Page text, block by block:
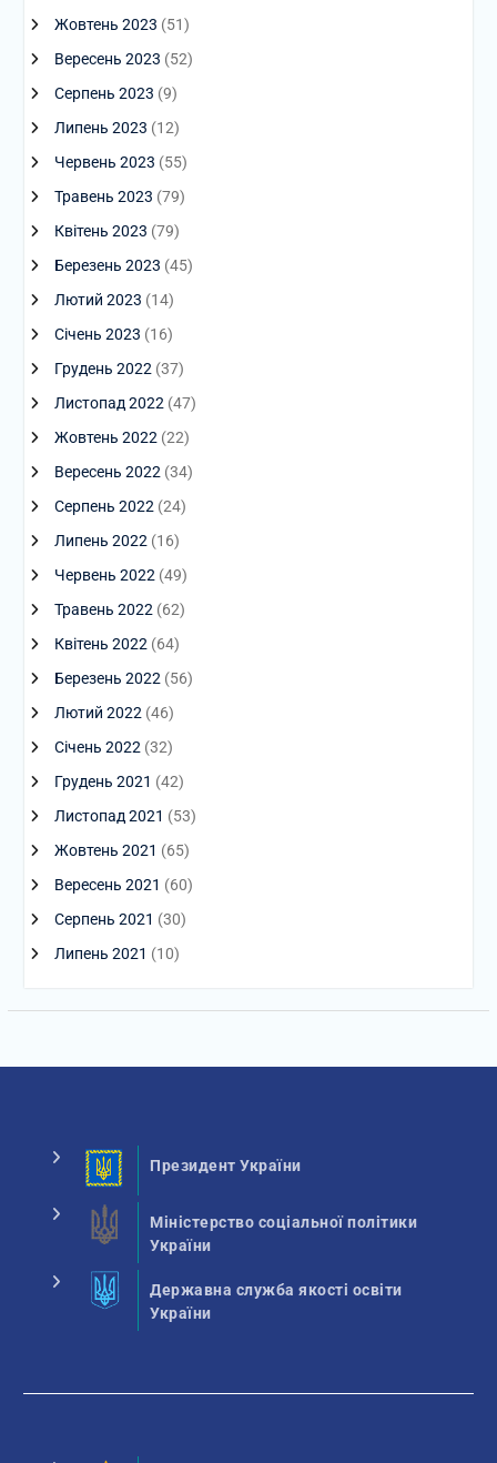
Жовтень 2023 (51)
Вересень 2023 (52)
Серпень 2023 (9)
Липень 2023 (12)
Червень 2023 (55)
Травень 2023 (79)
Квітень 2023 (79)
Березень 2023 (45)
Лютий 2023 (14)
Січень 2023 (16)
Грудень 2022 (37)
Листопад 2022 (47)
Жовтень 2022 (22)
Вересень 2022 (34)
Серпень 2022 (24)
Липень 2022 (16)
Червень 2022 (49)
Травень 2022 (62)
Квітень 2022 (64)
Березень 2022 (56)
Лютий 2022 (46)
Січень 2022 (32)
Грудень 2021 (42)
Листопад 2021 (53)
Жовтень 2021 (65)
Вересень 2021 (60)
Серпень 2021 (30)
Липень 2021 (10)
Президент України
Міністерство соціальної політики
України
Державна служба якості освіти
України